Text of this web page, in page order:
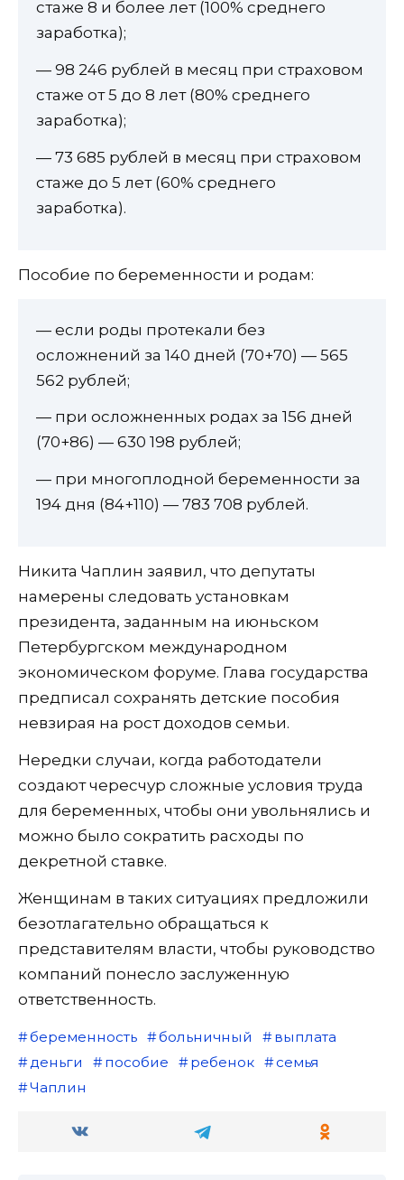
стаже 8 и более лет (100% среднего
заработка);
— 98 246 рублей в месяц при страховом
стаже от 5 до 8 лет (80% среднего
заработка);
— 73 685 рублей в месяц при страховом
стаже до 5 лет (60% среднего
заработка).
Пособие по беременности и родам:
— если роды протекали без
осложнений за 140 дней (70+70) — 565
562 рублей;
— при осложненных родах за 156 дней
(70+86) — 630 198 рублей;
— при многоплодной беременности за
194 дня (84+110) — 783 708 рублей.
Никита Чаплин заявил, что депутаты
намерены следовать установкам
президента, заданным на июньском
Петербургском международном
экономическом форуме. Глава государства
предписал сохранять детские пособия
невзирая на рост доходов семьи.
Нередки случаи, когда работодатели
создают чересчур сложные условия труда
для беременных, чтобы они увольнялись и
можно было сократить расходы по
декретной ставке.
Женщинам в таких ситуациях предложили
безотлагательно обращаться к
представителям власти, чтобы руководство
компаний понесло заслуженную
ответственность.
беременность больничный
выплата
деньги
пособие ребенок
семья
Чаплин